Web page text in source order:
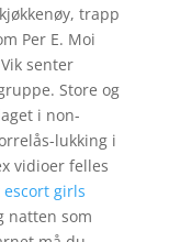
trapp
Per E. Moi
senter
Store og
i non-
lukking i
vidioer felles
escort girls
natten som